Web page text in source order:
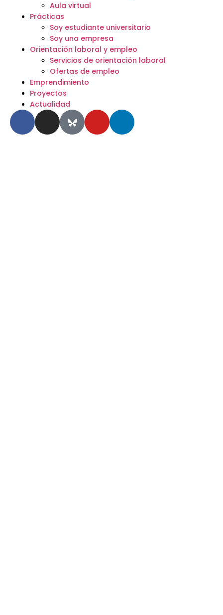
Aula virtual
Prácticas
Soy estudiante universitario
Soy una empresa
Orientación laboral y empleo
Servicios de orientación laboral
Ofertas de empleo
Emprendimiento
Proyectos
Actualidad